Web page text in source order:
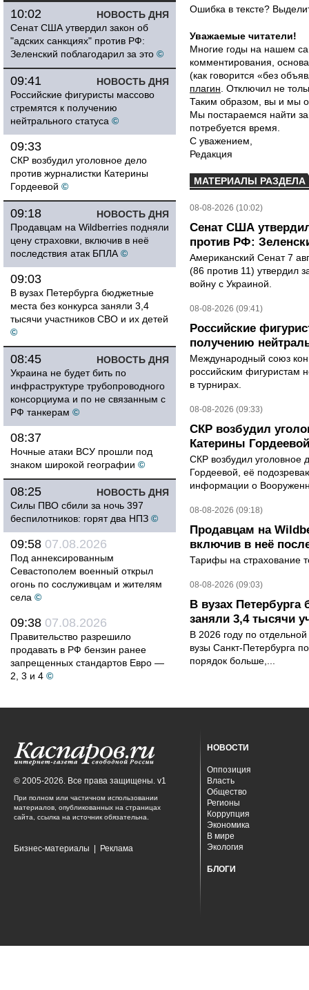
НОВОСТЬ ДНЯ
10:02
Сенат США утвердил закон об
"адских санкциях" против РФ:
Зеленский поблагодарил за это ©
НОВОСТЬ ДНЯ
09:41
Российские фигуристы массово
стремятся к получению
нейтрального статуса ©
09:33
СКР возбудил уголовное дело
против журналистки Катерины
Гордеевой ©
НОВОСТЬ ДНЯ
09:18
Продавцам на Wildberries подняли
цену страховки, включив в неё
последствия атак БПЛА ©
09:03
В вузах Петербурга бюджетные
места без конкурса заняли 3,4
тысячи участников СВО и их детей
©
НОВОСТЬ ДНЯ
08:45
Украина не будет бить по
инфраструктуре трубопроводного
консорциума и по не связанным с
РФ танкерам ©
08:37
Ночные атаки ВСУ прошли под
знаком широкой географии ©
НОВОСТЬ ДНЯ
08:25
Силы ПВО сбили за ночь 397
беспилотников: горят два НПЗ ©
09:58 07.08.2026
Под аннексированным
Севастополем военный открыл
огонь по сослуживцам и жителям
села ©
09:38 07.08.2026
Правительство разрешило
продавать в РФ бензин ранее
запрещенных стандартов Евро —
2, 3 и 4 ©
Ошибка в тексте?
Уважаемые читатели!
Многие годы на нашем
комментирования,
(как говорится «без
плагин . Отключил не
Таким образом, вы и мы
Мы постараемся найти
потребуется время.
С уважением,
Редакция
МАТЕРИАЛЫ РАЗДЕЛА
08-08-2026 (10:02)
Сенат США
против РФ:
Американский Сенат 7
(86 против 11) утвердил
войну с Украиной.
08-08-2026 (09:41)
Российские
получению
Международный союз
российским фигуристам
в турнирах.
08-08-2026 (09:33)
СКР возбудил
Катерины Гордеевой
СКР возбудил уголовное
Гордеевой, её
информации о
08-08-2026 (09:18)
Продавцам на
включив в неё
Тарифы на страхование
08-08-2026 (09:03)
В вузах
заняли 3,4 тысячи
В 2026 году по
вузы Санкт-Петербурга
порядок больше,...
© 2005-2026. Все права защищены. v1
При полном или частичном использовании
материалов, опубликованных на страницах
сайта, ссылка на источник обязательна.
Бизнес-материалы Реклама
НОВОСТИ
Оппозиция
Власть
Общество
Регионы
Коррупция
Экономика
В мире
Экология
БЛОГИ